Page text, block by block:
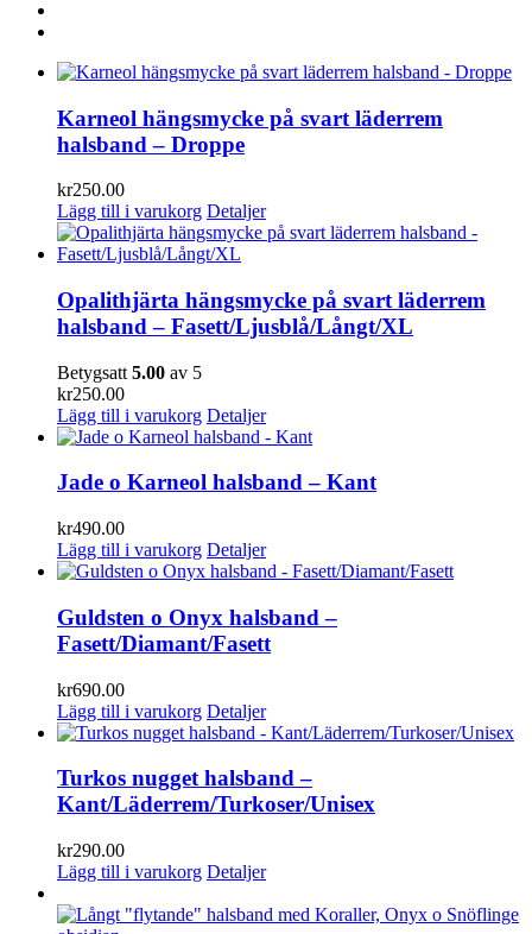
Karneol hängsmycke på svart läderrem
halsband – Droppe
kr250.00
Lägg till i varukorg Detaljer
Opalithjärta hängsmycke på svart läderrem
halsband – Fasett/Ljusblå/Långt/XL
Betygsatt 5.00 av 5
kr250.00
Lägg till i varukorg Detaljer
Jade o Karneol halsband – Kant
kr490.00
Lägg till i varukorg Detaljer
Guldsten o Onyx halsband –
Fasett/Diamant/Fasett
kr690.00
Lägg till i varukorg Detaljer
Turkos nugget halsband –
Kant/Läderrem/Turkoser/Unisex
kr290.00
Lägg till i varukorg Detaljer